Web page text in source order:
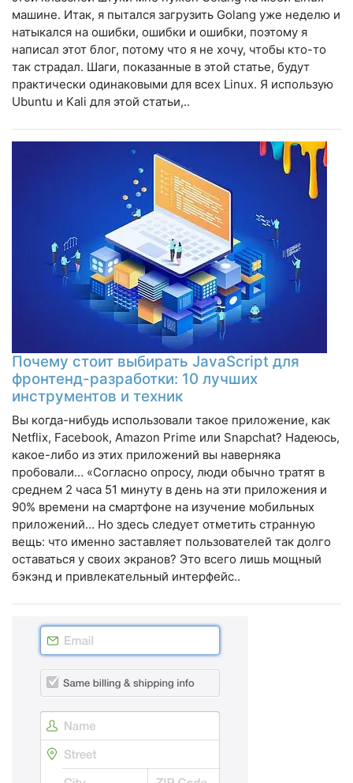
машине. Итак, я пытался загрузить Golang уже неделю и
натыкался на ошибки, ошибки и ошибки, поэтому я
написал этот блог, потому что я не хочу, чтобы кто-то
так страдал. Шаги, показанные в этой статье, будут
практически одинаковыми для всех Linux. Я использую
Ubuntu и Kali для этой статьи,..
Почему стоит выбирать JavaScript для
фронтенд-разработки: 10 лучших
инструментов и техник
Вы когда-нибудь использовали такое приложение, как
Netflix, Facebook, Amazon Prime или Snapchat? Надеюсь,
какое-либо из этих приложений вы наверняка
пробовали… «Согласно опросу, люди обычно тратят в
среднем 2 часа 51 минуту в день на эти приложения и
90% времени на смартфоне на изучение мобильных
приложений… Но здесь следует отметить странную
вещь: что именно заставляет пользователей так долго
оставаться у своих экранов? Это всего лишь мощный
бэкэнд и привлекательный интерфейс..